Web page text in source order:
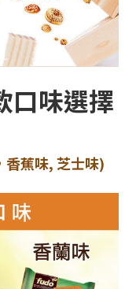
口味選擇
香蕉味, 芝士味)